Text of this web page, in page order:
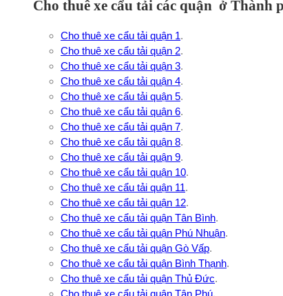
Cho thuê xe cẩu tải các quận ở Thành
Cho thuê xe cẩu tải quận 1.
Cho thuê xe cẩu tải quận 2.
Cho thuê xe cẩu tải quận 3.
Cho thuê xe cẩu tải quận 4.
Cho thuê xe cẩu tải quận 5.
Cho thuê xe cẩu tải quận 6.
Cho thuê xe cẩu tải quận 7.
Cho thuê xe cẩu tải quận 8.
Cho thuê xe cẩu tải quận 9.
Cho thuê xe cẩu tải quận 10.
Cho thuê xe cẩu tải quận 11.
Cho thuê xe cẩu tải quận 12.
Cho thuê xe cẩu tải quận Tân Bình.
Cho thuê xe cẩu tải quận Phú Nhuận.
Cho thuê xe cẩu tải quận Gò Vấp.
Cho thuê xe cẩu tải quận Bình Thạnh.
Cho thuê xe cẩu tải quận Thủ Đức.
Cho thuê xe cẩu tải quận Tân Phú.